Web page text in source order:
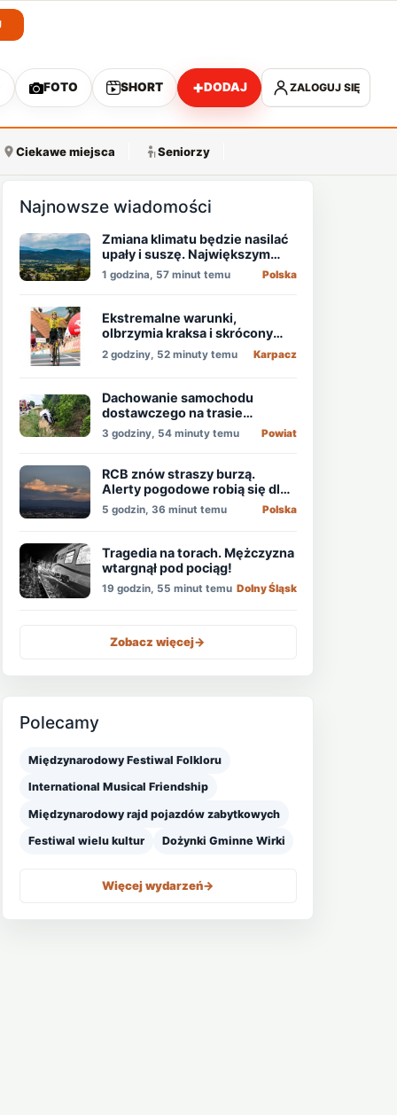
FOTO SHORT +DODAJ ZALOGUJ SIĘ
Ciekawe miejsca Seniorzy
Najnowsze wiadomości
Zmiana klimatu będzie nasilać
upały i suszę. Największym
zagrożeniem jest niedobór
wody
1 godzina, 57 minut temu Polska
Ekstremalne warunki,
olbrzymia kraksa i skrócony
etap, który padł łupem
Holendra!
2 godziny, 52 minuty temu Karpacz
Dachowanie samochodu
dostawczego na trasie
Świdnica - Wrocław
3 godziny, 54 minuty temu Powiat
RCB znów straszy burzą.
Alerty pogodowe robią się dla
niektórych nudne
5 godzin, 36 minut temu Polska
Tragedia na torach. Mężczyzna
wtargnął pod pociąg!
19 godzin, 55 minut temu Dolny Śląsk
Zobacz więcej->
Polecamy
Międzynarodowy Festiwal Folkloru
International Musical Friendship
Międzynarodowy rajd pojazdów zabytkowych
Festiwal wielu kultur Dożynki Gminne Wirki
Więcej wydarzeń->